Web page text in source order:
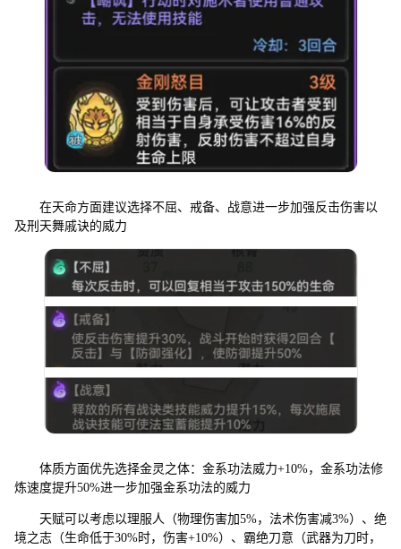
在天命方面建议选择不屈、戒备、战意进一步加强反击伤害以
及刑天舞戚诀的威力
体质方面优先选择金灵之体：金系功法威力+10%，金系功法修
炼速度提升50%进一步加强金系功法的威力
天赋可以考虑以理服人（物理伤害加5%，法术伤害减3%）、绝
境之志（生命低于30%时，伤害+10%）、霸绝刀意（武器为刀时，